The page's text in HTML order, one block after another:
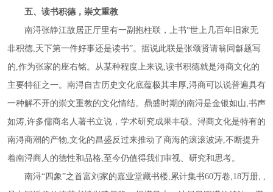
五、读书积德，崇文重教
南浔张静江故居正厅里有一副抱柱联，上书“世上几百年旧家无
非积德,天下第一件好事还是读书”。据说此联是张颂贤请翁同龢题写
的,作为张家的座右铭。从某种程度上来说,读书积德就是浔商文化的
主要特征之一。南浔自古历史文化底蕴极其丰厚,浔商可以说普遍具有
一种解不开的崇文重教的文化情结。鼎盛时期的南浔是金银如山,书声
如涛,许多儒商名人著书立说，学术研究成果丰硕。浔商文化是特有的
南浔商潮的产物,文化的昌盛反过来推动了商海的滚滚波涛,不断提升
着南浔商人的德性和品格,至今仍值得我们审视、研究和思考。
南浔“四象”之首富刘家的嘉业堂藏书楼,累计集书60万卷,18万册, ,